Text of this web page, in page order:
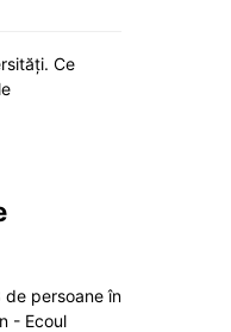
Ce
de persoane în
- Ecoul